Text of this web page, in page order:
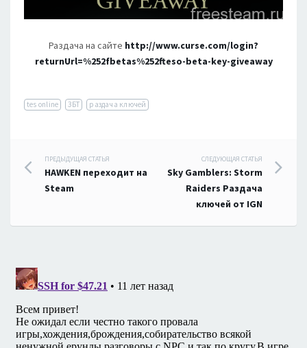
Раздача на сайте http://www.curse.com/login?
returnUrl=%252fbetas%252fteso-beta-key-giveaway
tes online ЗБТ раздача ключей
Навигация
по
записям
ПРЕДЫДУЩАЯ СТАТЬЯ
HAWKEN переходит на
Steam
СЛЕДУЮЩАЯ СТАТЬЯ
Sky Gamblers: Storm
Raiders Раздача
ключей от IGN